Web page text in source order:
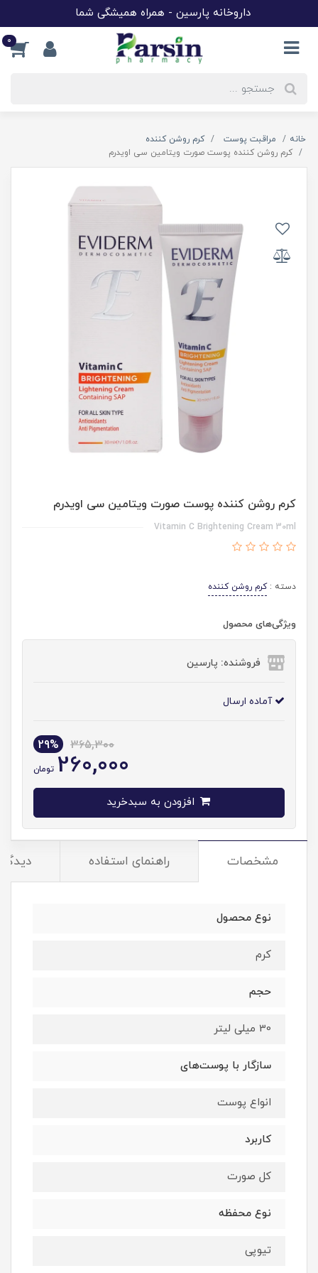
داروخانه پارسین - همراه همیشگی شما
0
خانه مراقبت پوست
کرم روشن کننده
کرم روشن کننده پوست صورت ویتامین سی اویدرم
کرم روشن کننده پوست صورت ویتامین سی اویدرم
Vitamin C Brightening Cream 30ml
دسته :کرم روشن کننده
ویژگی‌های محصول
فروشنده: پارسین
آماده ارسال
365,300
29%
260,000 تومان
مشخصات راهنمای استفاده
نوع محصول
کرم
حجم
30 میلی لیتر
سازگار با پوست‌های
انواع پوست
کاربرد
کل صورت
نوع محفظه
تیوپی